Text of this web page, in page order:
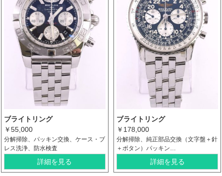
ブライトリング
￥55,000
分解掃除、パッキン交換、ケース・ブ
レス洗浄、防水検査
詳細を見る
ブライトリング
￥178,000
分解掃除、純正部品交換（文字盤＋針
＋ボタン）パッキン…
詳細を見る